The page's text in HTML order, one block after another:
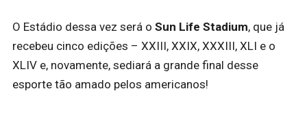
O Estádio dessa vez será o Sun Life Stadium, que já
recebeu cinco edições – XXIII, XXIX, XXXIII, XLI e o
XLIV e, novamente, sediará a grande final desse
esporte tão amado pelos americanos!